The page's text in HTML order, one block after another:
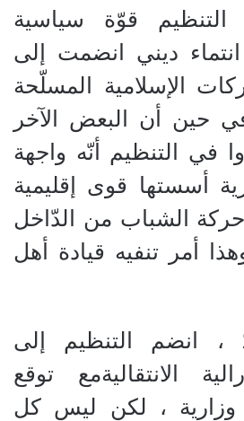
التنظيم قوّة سياسية
ديني انضمت إلى
الإسلامية المسلّحة
حين أن البعض الآخر
في التنظيم أنّه واجهة
أسستها قوى إقليمية
حركة الشباب من الدّاخل
أمر تنفيه قيادة أهل
في عام 2010 ، انضم التنظيم إلى
الانتقاليةمع توقع
، لكن ليس كل